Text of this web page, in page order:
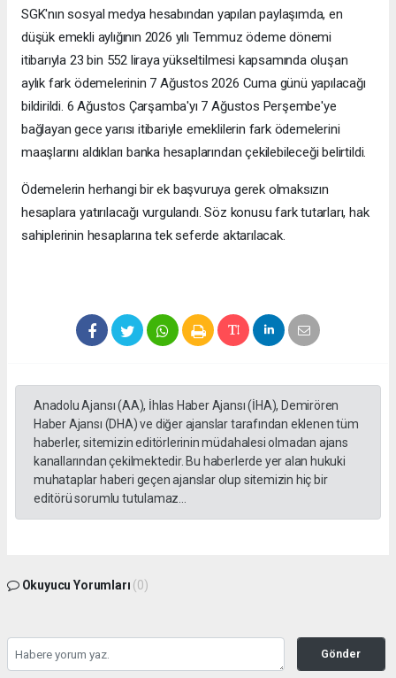
SGK'nın sosyal medya hesabından yapılan paylaşımda, en
düşük emekli aylığının 2026 yılı Temmuz ödeme dönemi
itibarıyla 23 bin 552 liraya yükseltilmesi kapsamında oluşan
aylık fark ödemelerinin 7 Ağustos 2026 Cuma günü yapılacağı
bildirildi. 6 Ağustos Çarşamba'yı 7 Ağustos Perşembe'ye
bağlayan gece yarısı itibariyle emeklilerin fark ödemelerini
maaşlarını aldıkları banka hesaplarından çekilebileceği belirtildi.
Ödemelerin herhangi bir ek başvuruya gerek olmaksızın
hesaplara yatırılacağı vurgulandı. Söz konusu fark tutarları, hak
sahiplerinin hesaplarına tek seferde aktarılacak.
Anadolu Ajansı (AA), İhlas Haber Ajansı (İHA), Demirören
Haber Ajansı (DHA) ve diğer ajanslar tarafından eklenen tüm
haberler, sitemizin editörlerinin müdahalesi olmadan ajans
kanallarından çekilmektedir. Bu haberlerde yer alan hukuki
muhataplar haberi geçen ajanslar olup sitemizin hiç bir
editörü sorumlu tutulamaz...
Okuyucu Yorumları (0)
Gönder